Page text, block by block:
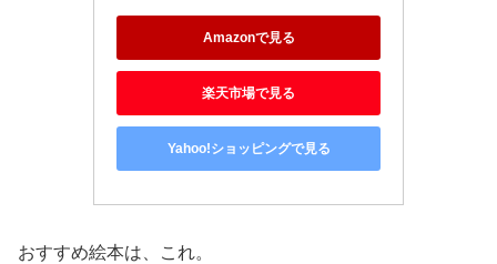
Amazonで見る
楽天市場で見る
Yahoo!ショッピングで見る
おすすめ絵本は、これ。